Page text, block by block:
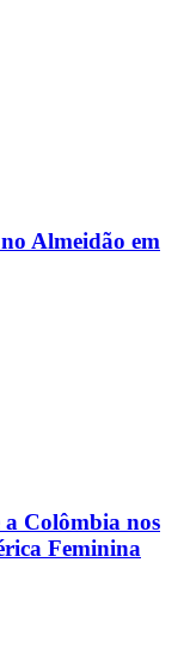
Almeidão em
a Colômbia nos
Feminina